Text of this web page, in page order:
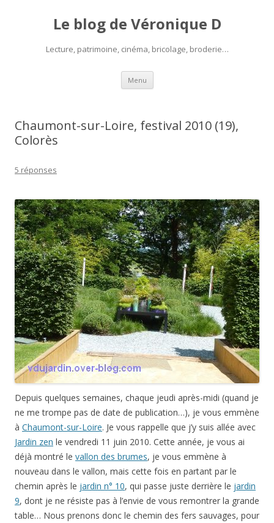
Le blog de Véronique D
Lecture, patrimoine, cinéma, bricolage, broderie…
Menu Aller
contenu
Chaumont-sur-Loire, festival 2010 (19),
Colorès
5 réponses
Depuis quelques semaines, chaque jeudi après-midi (quand je
ne me trompe pas de date de publication…), je vous emmène
à Chaumont-sur-Loire. Je vous rappelle que j’y suis allée avec
Jardin zen le vendredi 11 juin 2010. Cette année, je vous ai
déjà montré le vallon des brumes, je vous emmène à
nouveau dans le vallon, mais cette fois en partant par le
chemin après le jardin n° 10, qui passe juste derrière le jardin
9, dont je ne résiste pas à l’envie de vous remontrer la grande
table… Nous prenons donc le chemin des fers sauvages, pour